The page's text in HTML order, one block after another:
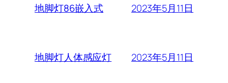
地脚灯86嵌入式 2023年5月11日
地脚灯人体感应灯 2023年5月11日